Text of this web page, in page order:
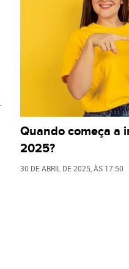
Quando começa a
2025?
30 DE ABRIL DE 2025 , ÀS 17:50